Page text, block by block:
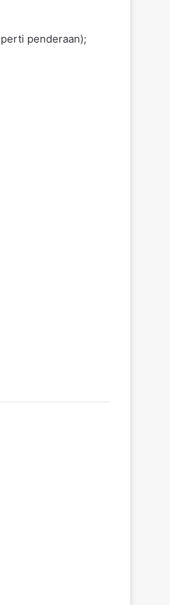
penderaan);